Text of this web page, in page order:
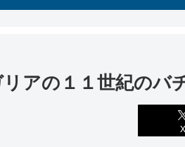
アの１１世紀のバ
X